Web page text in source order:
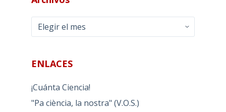
Archivos
ENLACES
¡Cuánta Ciencia!
"Pa ciència, la nostra" (V.O.S.)